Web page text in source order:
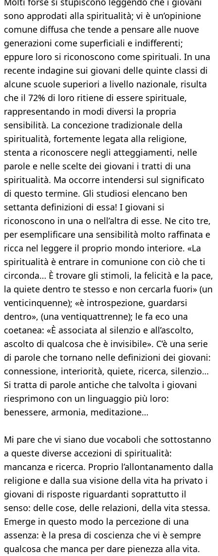
sono approdati alla spiritualità; vi è un’opinione
comune diffusa che tende a pensare alle nuove
generazioni come superficiali e indifferenti;
eppure loro si riconoscono come spirituali. In una
recente indagine sui giovani delle quinte classi di
alcune scuole superiori a livello nazionale, risulta
che il 72% di loro ritiene di essere spirituale,
rappresentando in modi diversi la propria
sensibilità. La concezione tradizionale della
spiritualità, fortemente legata alla religione,
stenta a riconoscere negli atteggiamenti, nelle
parole e nelle scelte dei giovani i tratti di una
spiritualità. Ma occorre intendersi sul significato
di questo termine. Gli studiosi elencano ben
settanta definizioni di essa! I giovani si
riconoscono in una o nell’altra di esse. Ne cito tre,
per esemplificare una sensibilità molto raffinata e
ricca nel leggere il proprio mondo interiore. «La
spiritualità è entrare in comunione con ciò che ti
circonda… È trovare gli stimoli, la felicità e la pace,
la quiete dentro te stesso e non cercarla fuori» (un
venticinquenne); «è introspezione, guardarsi
dentro», (una ventiquattrenne); le fa eco una
coetanea: «È associata al silenzio e all’ascolto,
ascolto di qualcosa che è invisibile». C’è una serie
di parole che tornano nelle definizioni dei giovani:
connessione, interiorità, quiete, ricerca, silenzio…
Si tratta di parole antiche che talvolta i giovani
riesprimono con un linguaggio più loro:
benessere, armonia, meditazione…
Mi pare che vi siano due vocaboli che sottostanno
a queste diverse accezioni di spiritualità:
mancanza e ricerca. Proprio l’allontanamento dalla
religione e dalla sua visione della vita ha privato i
giovani di risposte riguardanti soprattutto il
senso: delle cose, delle relazioni, della vita stessa.
Emerge in questo modo la percezione di una
assenza: è la presa di coscienza che vi è sempre
qualcosa che manca per dare pienezza alla vita.